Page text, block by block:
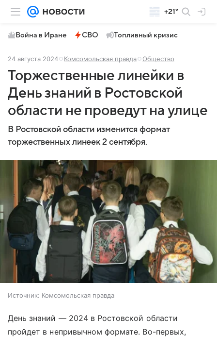
+21°
Война в Иране СВО Топливный кризис
24 августа 2024 Комсомольская правда Общество
Торжественные линейки в
День знаний в Ростовской
области не проведут на улице
В Ростовской области изменится формат
торжественных линеек 2 сентября.
Источник: Комсомольская правда
День знаний — 2024 в Ростовской области
пройдет в непривычном формате. Во-первых,